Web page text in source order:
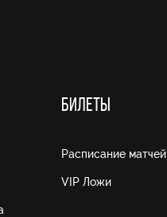
БИЛЕТЫ
Расписание матчей
VIP Ложи